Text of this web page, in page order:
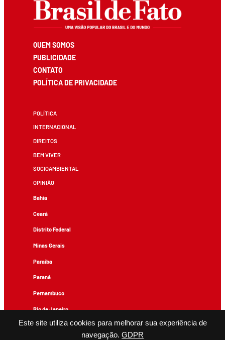
Este site utiliza cookies para melhorar sua experiência de
navegação. GDPR
QUEM SOMOS
PUBLICIDADE
CONTATO
POLÍTICA DE PRIVACIDADE
POLÍTICA
INTERNACIONAL
DIREITOS
BEM VIVER
SOCIOAMBIENTAL
OPINIÃO
Bahia
Ceará
Distrito Federal
Minas Gerais
Paraíba
Paraná
Pernambuco
Rio de Janeiro
Rio Grande do Sul